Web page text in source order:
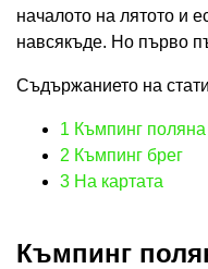
началото на лятото и
навсякъде. Но първо
Съдържанието на
1 Къмпинг поляна
2 Къмпинг брег
3 На картата
Къмпинг